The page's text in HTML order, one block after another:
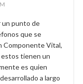
un punto de
que se
Componente Vital,
estos tienen un
es quien
a largo